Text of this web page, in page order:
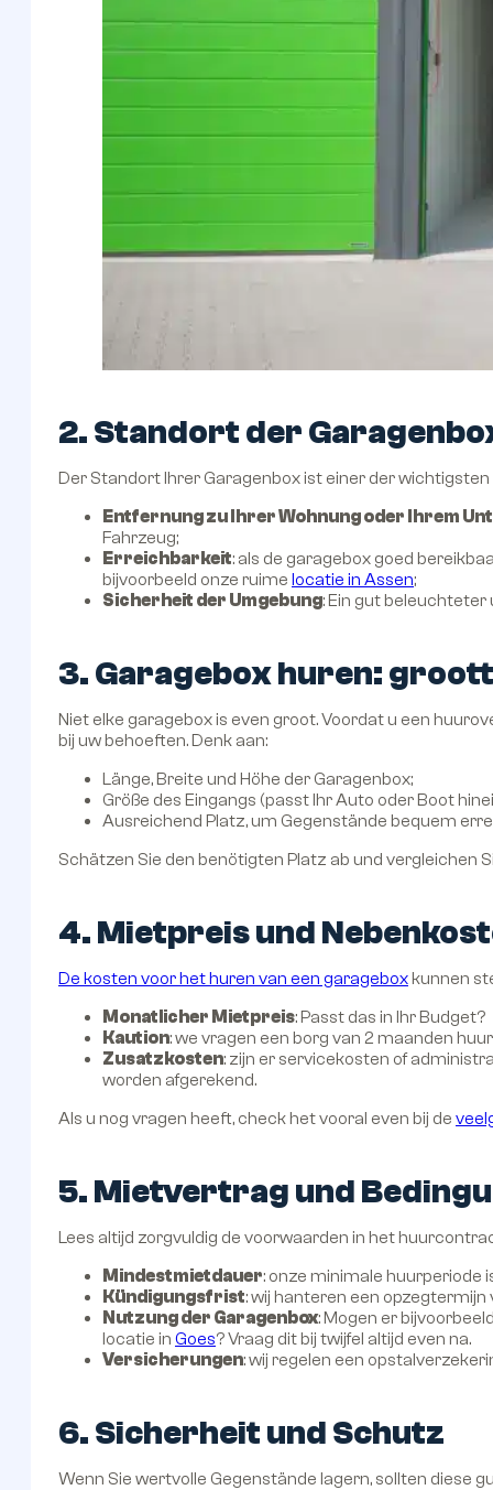
2. Standort der
Der Standort Ihrer Garagenbox ist einer der
Entfernung zu Ihrer Wohnung oder Ihrem
Fahrzeug;
Erreichbarkeit: als de garagebox goed
bijvoorbeeld onze ruime locatie in Assen;
Sicherheit der Umgebung: Ein gut
3. Garagebox huren:
Niet elke garagebox is even groot. Voordat u een
bij uw behoeften. Denk aan:
Länge, Breite und Höhe der Garagenbox;
Größe des Eingangs (passt Ihr Auto oder Boot
Ausreichend Platz, um Gegenstände bequem
Schätzen Sie den benötigten Platz ab und vergleichen
4. Mietpreis und
De kosten voor het huren van een garageboxkunnen
Monatlicher Mietpreis: Passt das in Ihr Budget?
Kaution: we vragen een borg van 2 maanden
Zusatzkosten: zijn er servicekosten of
worden afgerekend.
Als u nog vragen heeft, check het vooral even bij de
5. Mietvertrag und
Lees altijd zorgvuldig de voorwaarden in het
Mindestmietdauer: onze minimale huurperiode
Kündigungsfrist: wij hanteren een
Nutzung der Garagenbox: Mogen er
locatie in Goes? Vraag dit bij twijfel altijd even na.
Versicherungen: wij regelen een
6. Sicherheit und Schutz
Wenn Sie wertvolle Gegenstände lagern, sollten diese